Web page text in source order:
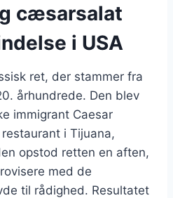
cæsarsalat
i USA
ret, der stammer fra
århundrede. Den blev
immigrant Caesar
i Tijuana,
opstod retten en aften,
med de
til rådighed. Resultatet